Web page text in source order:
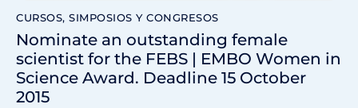
CURSOS, SIMPOSIOS Y CONGRESOS
Nominate an outstanding female
scientist for the FEBS | EMBO Women in
Science Award. Deadline 15 October
2015